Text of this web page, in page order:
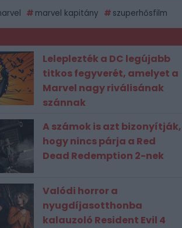
marvel kapitány szuperhősfilm
Leleplezték a DC legújabb
titkos fegyverét, amelyet a
Marvel nagy riválisának
szánnak
A számok is azt bizonyítják,
hogy nincs párja a Red
Dead Redemption 2-nek
Valódi horror a
nyugdíjasotthonba
kalauzoló Resident Evil 4